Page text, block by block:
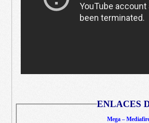
ENLACES
Mega –